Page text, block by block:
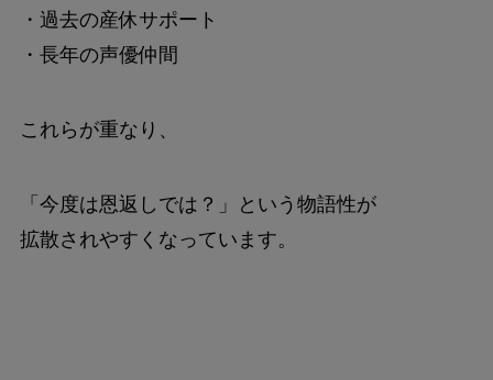
・過去の産休サポート
・長年の声優仲間
これらが重なり、
「今度は恩返しでは？」という物語性が
拡散されやすくなっています。